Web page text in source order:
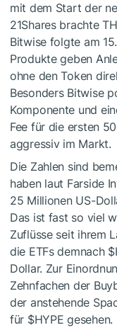
mit dem Start der
21Shares brachte
Bitwise folgte am
Produkte geben
ohne den Token
Besonders Bitwise
Komponente und
Fee für die ersten
aggressiv im Markt.
Die Zahlen sind
haben laut Farside
25 Millionen US-
Das ist fast so viel
Zuflüsse seit ihrem
die ETFs demnach
Dollar. Zur
Zehnfachen der
der anstehende
für $HYPE gesehen.